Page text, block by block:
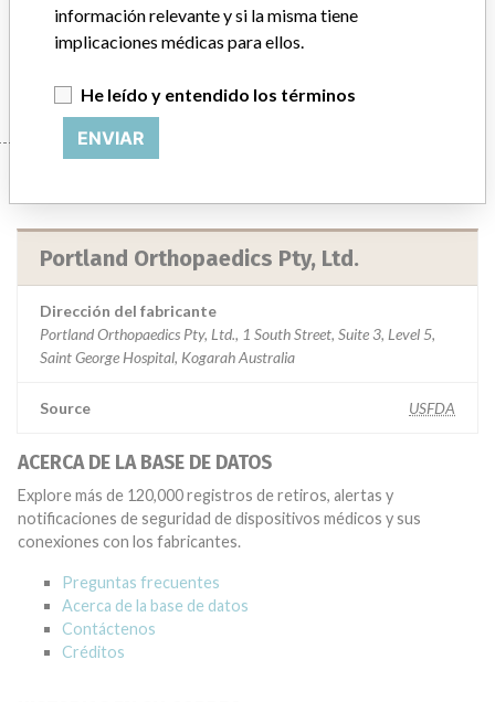
2-731-008. Product is used for Orthopedic surgery.
Portland Orthopaedics Pty, Ltd.
Dirección del fabricante
Portland Orthopaedics Pty, Ltd., 1 South Street, Suite 3, Level 5,
Saint George Hospital, Kogarah Australia
Source USFDA
ACERCA DE LA BASE DE DATOS
Explore más de 120,000 registros de retiros, alertas y
notificaciones de seguridad de dispositivos médicos y sus
conexiones con los fabricantes.
Preguntas frecuentes
Acerca de la base de datos
Contáctenos
Créditos
información relevante y si la misma tiene
implicaciones médicas para ellos.
He leído y entendido los términos
ENVIAR